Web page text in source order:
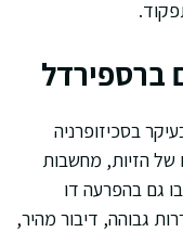
ברספירדל
בסכיזופרניה
של הזיות, מחשבות
גם בהפרעה דו
גבוהה, דיבור מהיר,